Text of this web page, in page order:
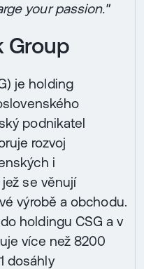
your passion."
Group
je holding
podnikatel
rozvoj
i
se věnují
výrobě a obchodu.
holdingu CSG a v
více než 8200
dosáhly